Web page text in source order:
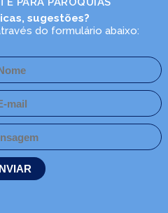
sugestões?
do formulário abaixo: